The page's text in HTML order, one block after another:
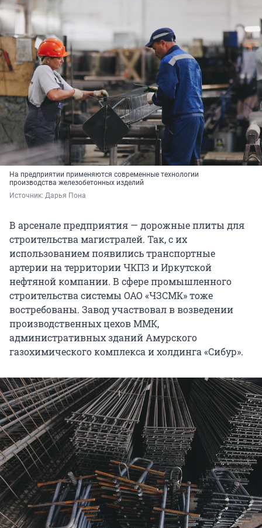
На предприятии применяются современные технологии
производства железобетонных изделий
Источник: Дарья Пона
В арсенале предприятия — дорожные плиты для
строительства магистралей. Так, с их
использованием появились транспортные
артерии на территории ЧКПЗ и Иркутской
нефтяной компании. В сфере промышленного
строительства системы ОАО «ЧЗСМК» тоже
востребованы. Завод участвовал в возведении
производственных цехов ММК,
административных зданий Амурского
газохимического комплекса и холдинга «Сибур».